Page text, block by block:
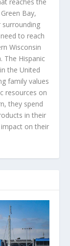
Bay,
surrounding
to reach
Wisconsin
The Hispanic
the United
family values
resources on
they spend
in their
on their